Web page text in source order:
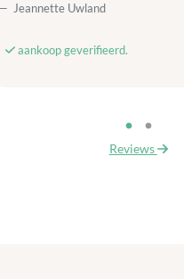
Jeannette Uwland
aankoop geverifieerd.
Reviews